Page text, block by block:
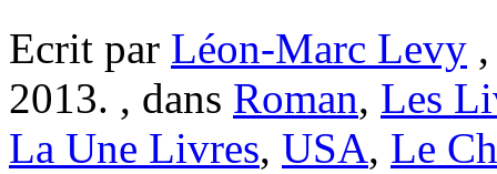
Ecrit par Léon-Marc Levy
2013. , dans Roman, Les
La Une Livres, USA, Le